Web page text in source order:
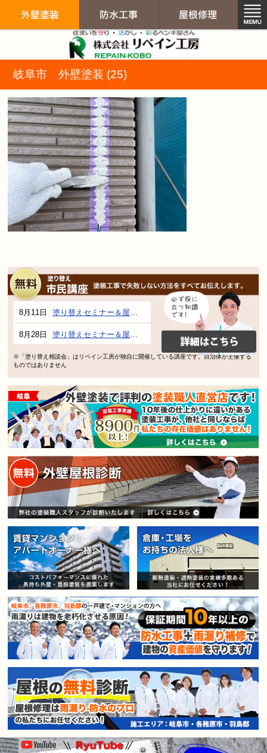
岐阜市 外壁塗装 (25)
8月11日 塗り替えセミナー＆屋根、外壁の塗り替え市民講座 inぎふメディアコスモス
8月28日 塗り替えセミナー＆屋根、外壁の塗り替え市民講座 inぎふメディアコスモス
※「塗り替え相談会」はリペイン工房が独自に開催している講座です。自治体が主催する
ものではありません
賃貸マンション・アパートオー